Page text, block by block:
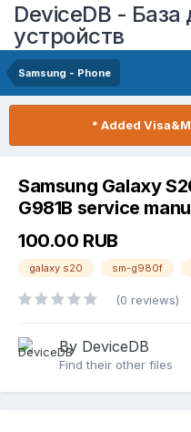
DeviceDB -
устройств
Samsung - Phone
* Added
Samsung Galaxy
G981B service
100.00 RUB
galaxy s20 sm-g980f
(0 reviews)
By DeviceDB
Find their other files